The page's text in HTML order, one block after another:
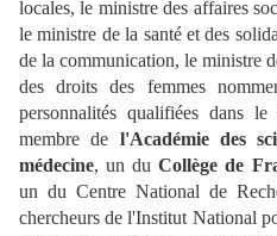
locales, le ministre des affaires
le ministre de la santé et des
de la communication, le ministre
des droits des femmes
personnalités qualifiées dans
membre de l'Académie des
médecine, un duCollège de
un du Centre National de
chercheurs de l'Institut National